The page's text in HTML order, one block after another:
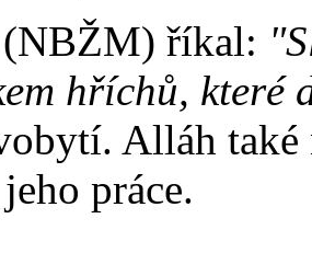
říkal:
hříchů, které
Alláh také
práce.